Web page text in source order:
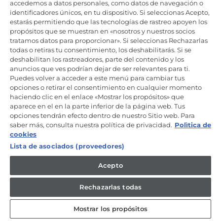
Productos de cuidado y mantenimiento
Mantente en contacto
Regístrate ahora
Candy Hoover Group Srl –con accionista único, empresa que
gestiona y coordina la actividad de Candy S.p.A, con domicilio fiscal
en Via Comolli, 57 - 20861 Brugherio (MB) – Sede administrativa: Via
Privata Eden Fumagalli - 20861 Brugherio (MB). - Italia con capital
Mercantil/ tributación de Monza y Brianza 04666310158 – IVA núm.
IT00786860965
ES / Español
accedemos a datos personales, como datos de navegación o
identificadores únicos, en tu dispositivo. Si seleccionas Acepto,
estarás permitiendo que las tecnologías de rastreo apoyen los
propósitos que se muestran en «nosotros y nuestros socios
tratamos datos para proporcionar». Si seleccionas Rechazarlas
todas o retiras tu consentimiento, los deshabilitarás. Si se
deshabilitan los rastreadores, parte del contenido y los
anuncios que ves podrían dejar de ser relevantes para ti.
Puedes volver a acceder a este menú para cambiar tus
opciones o retirar el consentimiento en cualquier momento
haciendo clic en el enlace «Mostrar los propósitos» que
aparece en el en la parte inferior de la página web. Tus
opciones tendrán efecto dentro de nuestro Sitio web. Para
saber más, consulta nuestra política de privacidad. Polìtica de
cookies
Lista de asociados (proveedores)
Acepto
Rechazarlas todas
Mostrar los propósitos